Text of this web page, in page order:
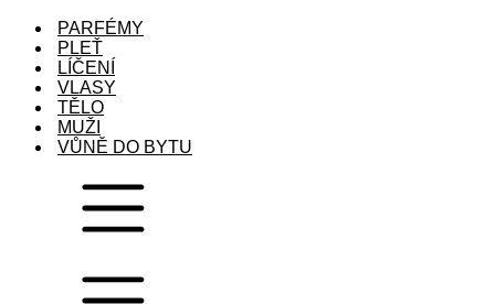
PARFÉMY
PLEŤ
LÍČENÍ
VLASY
TĚLO
MUŽI
VŮNĚ DO BYTU